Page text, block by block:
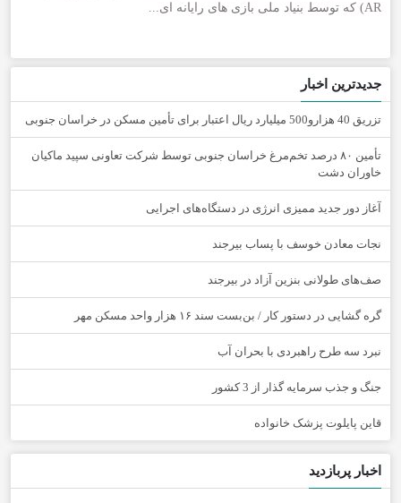
AR) که توسط بنیاد ملی بازی های رایانه ای...
جدیدترین اخبار
تزریق 40 هزارو500 میلیارد ریال اعتبار برای تأمین مسکن در خراسان جنوبی
تأمین ۸۰ درصد تخم‌مرغ خراسان جنوبی توسط شرکت تعاونی سپید ماکیان
خاوران دشت
آغاز دور جدید ممیزی انرژی در دستگاه‌های اجرایی
نجات معادن خوسف با پساب بیرجند
صف‌های طولانی بنزین آزاد در بیرجند
گره گشایی در دستور کار / بن‌بست سند ۱۶ هزار واحد مسکن مهر
نبرد سه طرح راهبردی با بحران آب
جنگ و جذب سرمایه گذار از 3 کشور
قاین پایلوت پزشک خانواده
اخبار پربازدید